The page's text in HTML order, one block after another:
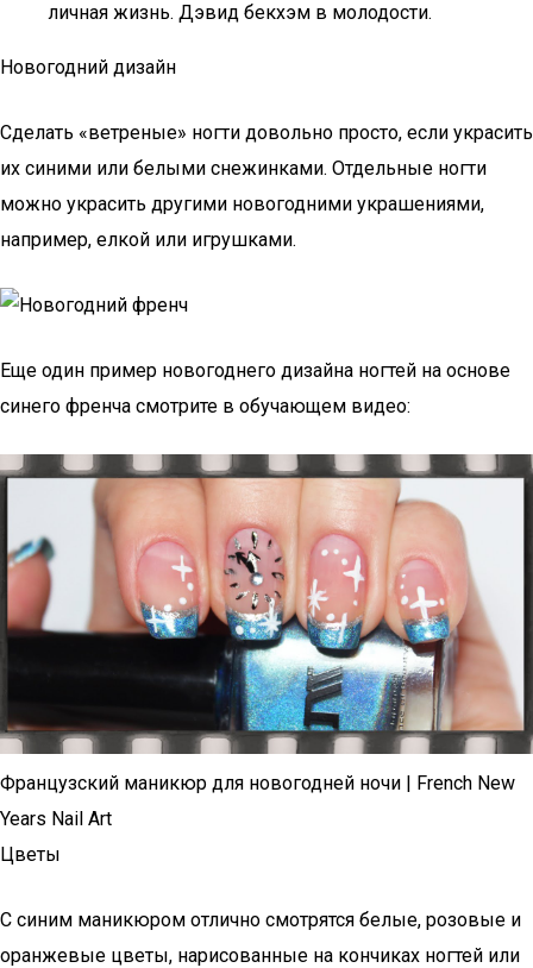
личная жизнь. Дэвид бекхэм в молодости.
Новогодний дизайн
Сделать «ветреные» ногти довольно просто, если украсить
их синими или белыми снежинками. Отдельные ногти
можно украсить другими новогодними украшениями,
например, елкой или игрушками.
Еще один пример новогоднего дизайна ногтей на основе
синего френча смотрите в обучающем видео:
Французский маникюр для новогодней ночи | French New
Years Nail Art
Цветы
С синим маникюром отлично смотрятся белые, розовые и
оранжевые цветы, нарисованные на кончиках ногтей или